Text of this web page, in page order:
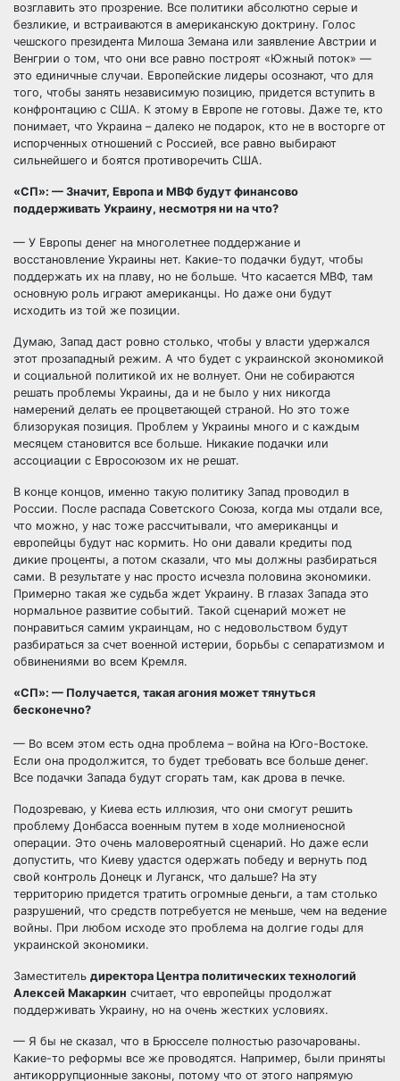
возглавить это прозрение. Все политики абсолютно серые и
безликие, и встраиваются в американскую доктрину. Голос
чешского президента Милоша Земана или заявление Австрии и
Венгрии о том, что они все равно построят «Южный поток» —
это единичные случаи. Европейские лидеры осознают, что для
того, чтобы занять независимую позицию, придется вступить в
конфронтацию с США. К этому в Европе не готовы. Даже те, кто
понимает, что Украина – далеко не подарок, кто не в восторге от
испорченных отношений с Россией, все равно выбирают
сильнейшего и боятся противоречить США.
«СП»: — Значит, Европа и МВФ будут финансово
поддерживать Украину, несмотря ни на что?
— У Европы денег на многолетнее поддержание и
восстановление Украины нет. Какие-то подачки будут, чтобы
поддержать их на плаву, но не больше. Что касается МВФ, там
основную роль играют американцы. Но даже они будут
исходить из той же позиции.
Думаю, Запад даст ровно столько, чтобы у власти удержался
этот прозападный режим. А что будет с украинской экономикой
и социальной политикой их не волнует. Они не собираются
решать проблемы Украины, да и не было у них никогда
намерений делать ее процветающей страной. Но это тоже
близорукая позиция. Проблем у Украины много и с каждым
месяцем становится все больше. Никакие подачки или
ассоциации с Евросоюзом их не решат.
В конце концов, именно такую политику Запад проводил в
России. После распада Советского Союза, когда мы отдали все,
что можно, у нас тоже рассчитывали, что американцы и
европейцы будут нас кормить. Но они давали кредиты под
дикие проценты, а потом сказали, что мы должны разбираться
сами. В результате у нас просто исчезла половина экономики.
Примерно такая же судьба ждет Украину. В глазах Запада это
нормальное развитие событий. Такой сценарий может не
понравиться самим украинцам, но с недовольством будут
разбираться за счет военной истерии, борьбы с сепаратизмом и
обвинениями во всем Кремля.
«СП»: — Получается, такая агония может тянуться
бесконечно?
— Во всем этом есть одна проблема – война на Юго-Востоке.
Если она продолжится, то будет требовать все больше денег.
Все подачки Запада будут сгорать там, как дрова в печке.
Подозреваю, у Киева есть иллюзия, что они смогут решить
проблему Донбасса военным путем в ходе молниеносной
операции. Это очень маловероятный сценарий. Но даже если
допустить, что Киеву удастся одержать победу и вернуть под
свой контроль Донецк и Луганск, что дальше? На эту
территорию придется тратить огромные деньги, а там столько
разрушений, что средств потребуется не меньше, чем на ведение
войны. При любом исходе это проблема на долгие годы для
украинской экономики.
Заместитель директора Центра политических технологий
Алексей Макаркин считает, что европейцы продолжат
поддерживать Украину, но на очень жестких условиях.
— Я бы не сказал, что в Брюсселе полностью разочарованы.
Какие-то реформы все же проводятся. Например, были приняты
антикоррупционные законы, потому что от этого напрямую